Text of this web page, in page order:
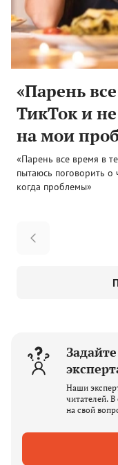
«Парень
ТикТок и
на мои
«Парень все время в
пытаюсь поговорить о
когда проблемы»
Наши
читателей.
на свой